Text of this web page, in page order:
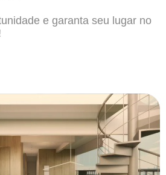
e garanta seu lugar no